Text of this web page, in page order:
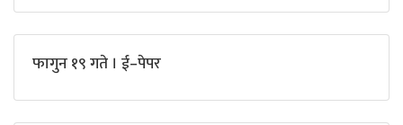
फागुन १९ गते । ई–पेपर